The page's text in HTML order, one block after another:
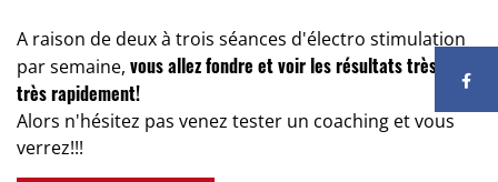
A raison de deux à trois séances d'électro stimulation
par semaine, vous allez fondre et voir les résultats très très
très rapidement!
Alors n'hésitez pas venez tester un coaching et vous
verrez!!!